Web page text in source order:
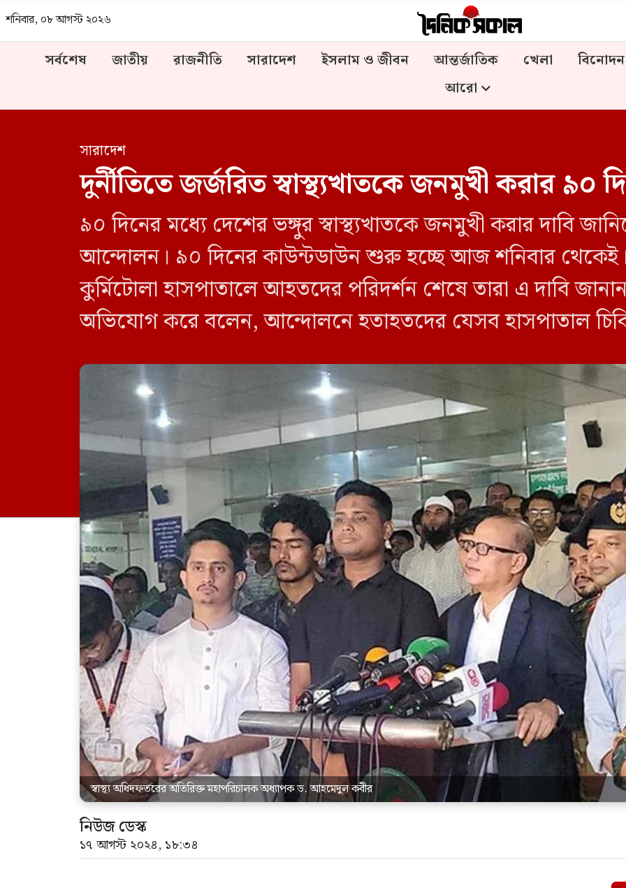
শনিবার, ০৮ আগস্ট ২০২৬
সর্বশেষ জাতীয় রাজনীতি সারাদেশ ইসলাম ও জীবন আন্তর্জাতিক খেলা বিনোদন
আরো
সারাদেশ
দুর্নীতিতে জর্জরিত স্বাস্থ্যখাতকে জনমুখী করার ৯০
৯০ দিনের মধ্যে দেশের ভঙ্গুর স্বাস্থ্যখাতকে জনমুখী করার দাবি
আন্দোলন। ৯০ দিনের কাউন্টডাউন শুরু হচ্ছে আজ শনিবার থেকেই।
কুর্মিটোলা হাসপাতালে আহতদের পরিদর্শন শেষে তারা এ দাবি
অভিযোগ করে বলেন, আন্দোলনে হতাহতদের যেসব হাসপাতাল
স্বাস্থ্য অধিদফতরের অতিরিক্ত মহাপরিচালক অধ্যাপক ড. আহমেদুল কবীর
নিউজ ডেস্ক
১৭ আগস্ট ২০২৪, ১৮:৩৪